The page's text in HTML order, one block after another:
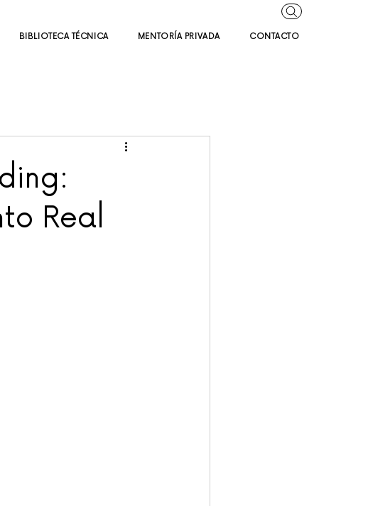
BIBLIOTECA TÉCNICA MENTORÍA PRIVADA CONTACTO
Real